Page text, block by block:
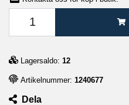
Lagersaldo: 12
Artikelnummer: 1240677
Dela